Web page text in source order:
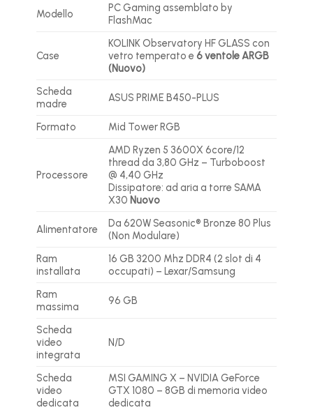
Modello
PC Gaming assemblato by
FlashMac
Case
KOLINK Observatory HF GLASS con
vetro temperato e 6 ventole ARGB
(Nuovo)
Scheda
madre
ASUS PRIME B450-PLUS
Formato Mid Tower RGB
Processore
AMD Ryzen 5 3600X 6core/12
thread da 3,80 GHz – Turboboost
@ 4,40 GHz
Dissipatore: ad aria a torre SAMA
X30 Nuovo
Alimentatore
Da 620W Seasonic® Bronze 80 Plus
(Non Modulare)
Ram
installata
16 GB 3200 Mhz DDR4 (2 slot di 4
occupati) – Lexar/Samsung
Ram
massima
96 GB
Scheda
video
integrata
N/D
Scheda
video
dedicata
MSI GAMING X – NVIDIA GeForce
GTX 1080 – 8GB di memoria video
dedicata